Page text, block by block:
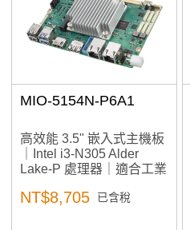
MIO-5154N-P6A1
高效能 3.5" 嵌入式主機板
｜Intel i3-N305 Alder
Lake-P 處理器｜適合工業
邊緣運算、醫療影像應用
NT$8,705 已含稅